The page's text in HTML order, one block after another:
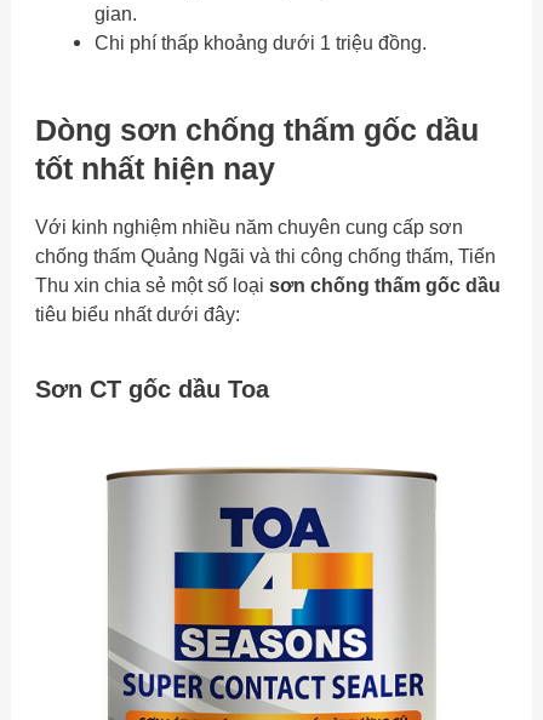
gian.
Chi phí thấp khoảng dưới 1 triệu đồng.
Dòng sơn chống thấm gốc dầu
tốt nhất hiện nay
Với kinh nghiệm nhiều năm chuyên cung cấp sơn
chống thấm Quảng Ngãi và thi công chống thấm, Tiến
Thu xin chia sẻ một số loại sơn chống thấm gốc dầu
tiêu biểu nhất dưới đây:
Sơn CT gốc dầu Toa